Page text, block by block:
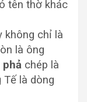
tên thờ khác
không chỉ là
là ông
phả chép là
là dòng